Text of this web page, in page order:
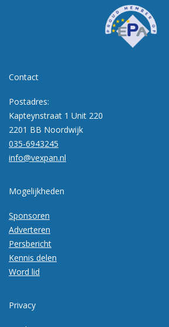
Contact
Postadres:
Kapteynstraat 1 Unit 220
2201 BB Noordwijk
035-6943245
info@vexpan.nl
Mogelijkheden
Sponsoren
Adverteren
Persbericht
Kennis delen
Word lid
Privacy